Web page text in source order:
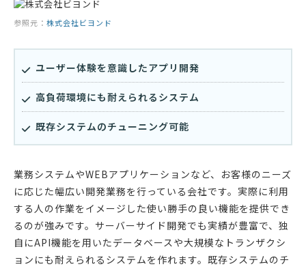
参照元： 株式会社ビヨンド
ユーザー体験を意識したアプリ開発
高負荷環境にも耐えられるシステム
既存システムのチューニング可能
業務システムやWEBアプリケーションなど、お客様のニーズ
に応じた幅広い開発業務を行っている会社です。実際に利用
する人の作業をイメージした使い勝手の良い機能を提供でき
るのが強みです。サーバーサイド開発でも実績が豊富で、独
自にAPI機能を用いたデータベースや大規模なトランザクシ
ョンにも耐えられるシステムを作れます。既存システムのチ